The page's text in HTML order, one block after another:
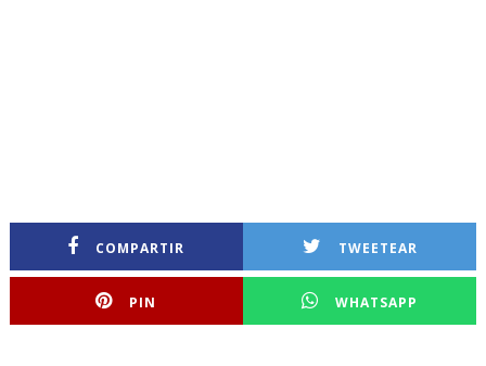
COMPARTIR TWEETEAR
PIN WHATSAPP